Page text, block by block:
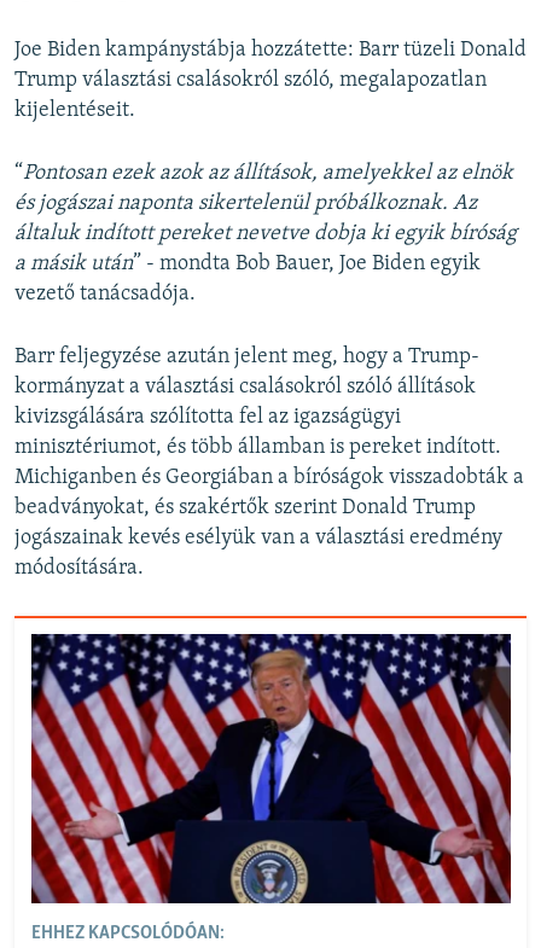
Joe Biden kampánystábja hozzátette: Barr tüzeli Donald
Trump választási csalásokról szóló, megalapozatlan
kijelentéseit.
“Pontosan ezek azok az állítások, amelyekkel az elnök
és jogászai naponta sikertelenül próbálkoznak. Az
általuk indított pereket nevetve dobja ki egyik bíróság
a másik után” - mondta Bob Bauer, Joe Biden egyik
vezető tanácsadója.
Barr feljegyzése azután jelent meg, hogy a Trump-
kormányzat a választási csalásokról szóló állítások
kivizsgálására szólította fel az igazságügyi
minisztériumot, és több államban is pereket indított.
Michiganben és Georgiában a bíróságok visszadobták a
beadványokat, és szakértők szerint Donald Trump
jogászainak kevés esélyük van a választási eredmény
módosítására.
EHHEZ KAPCSOLÓDÓAN: